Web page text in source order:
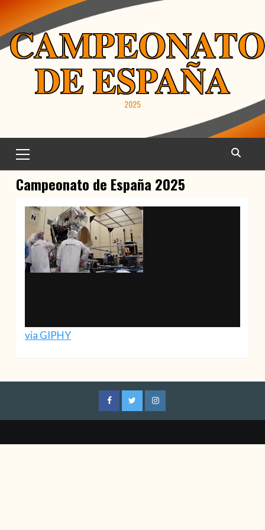
contenido
CAMPEONATO
DE ESPAÑA
2025
principal
Campeonato de España 2025
via GIPHY
FacebookTwitterInstagram